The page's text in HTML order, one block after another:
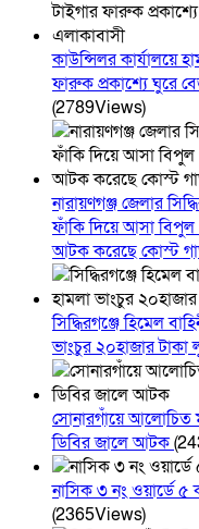
কাউন্সিলর কার্যালয়ে
ফারুক প্রকাশ্যে ঘুরে
(2789Views)
নারায়ণগঞ্জ জেলার
ফাঁকি দিয়ে আসা
আটক করেছে কোস্ট
সিদ্ধিরগঞ্জে হিমেল
ভাংচুর ২০হাজার
সোনারগাঁয়ে আলোচিত
ডিবির জালে আটক
নাসিক ৩ নং ওয়ার্ডে ৫
(2365Views)